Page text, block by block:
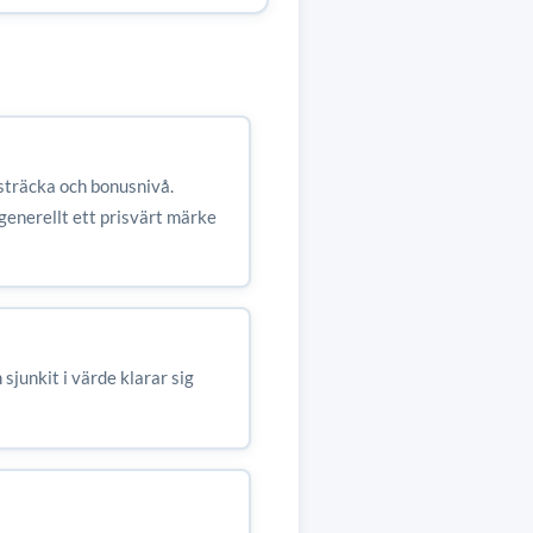
och bonusnivå.
generellt ett prisvärt märke
sjunkit i värde klarar sig